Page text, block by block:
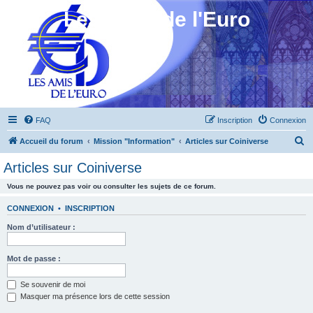
Les Amis de l'Euro
FAQ Connexion
Inscription
Accueil du forum Mission "Information" Articles sur Coiniverse
Articles sur Coiniverse
Vous ne pouvez pas voir ou consulter les sujets de ce forum.
CONNEXION • INSCRIPTION
Nom d’utilisateur :
Mot de passe :
Se souvenir de moi
Masquer ma présence lors de cette session